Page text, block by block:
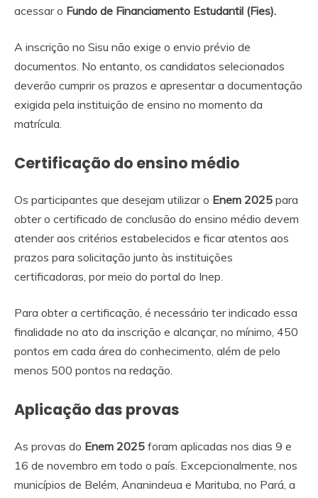
acessar o Fundo de Financiamento Estudantil (Fies).
A inscrição no Sisu não exige o envio prévio de
documentos. No entanto, os candidatos selecionados
deverão cumprir os prazos e apresentar a documentação
exigida pela instituição de ensino no momento da
matrícula.
Certificação do ensino médio
Os participantes que desejam utilizar o Enem 2025 para
obter o certificado de conclusão do ensino médio devem
atender aos critérios estabelecidos e ficar atentos aos
prazos para solicitação junto às instituições
certificadoras, por meio do portal do Inep.
Para obter a certificação, é necessário ter indicado essa
finalidade no ato da inscrição e alcançar, no mínimo, 450
pontos em cada área do conhecimento, além de pelo
menos 500 pontos na redação.
Aplicação das provas
As provas do Enem 2025 foram aplicadas nos dias 9 e
16 de novembro em todo o país. Excepcionalmente, nos
municípios de Belém, Ananindeua e Marituba, no Pará, a